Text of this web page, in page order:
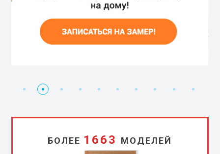
ДаримБесплатный
замер
Дарим
Ручки
ДоставкаУстановкаСкидка Двери
Чистый
БОЛЕЕ 1663 МОДЕЛЕЙ